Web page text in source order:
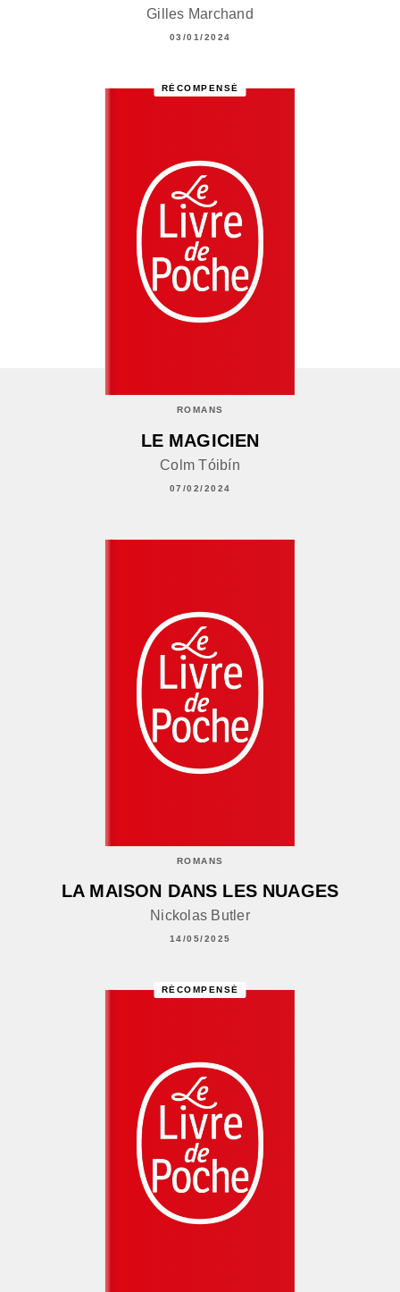
Gilles Marchand
03/01/2024
RÉCOMPENSÉ
ROMANS
LE MAGICIEN
Colm Tóibín
07/02/2024
ROMANS
LA MAISON DANS LES NUAGES
Nickolas Butler
14/05/2025
RÉCOMPENSÉ